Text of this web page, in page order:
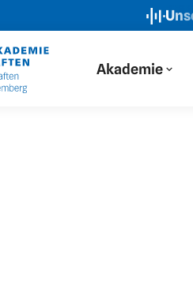
Unser
Akademie